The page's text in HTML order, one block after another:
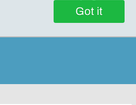
Got it